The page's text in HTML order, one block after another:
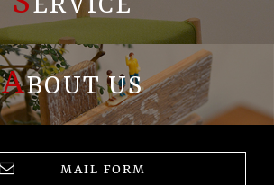
ERVICE
ABOUT US
MAIL FORM